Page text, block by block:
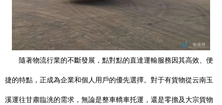
隨著物流行業的不斷發展，點對點的直達運輸服務因其高效、便
捷的特點，正成為企業和個人用戶的優先選擇。對于有貨物從云南玉
溪運往甘肅臨洮的需求，無論是整車轎車托運，還是零擔及大宗貨物